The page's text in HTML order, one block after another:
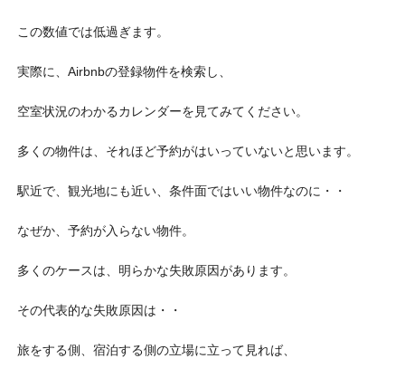
この数値では低過ぎます。
実際に、Airbnbの登録物件を検索し、
空室状況のわかるカレンダーを見てみてください。
多くの物件は、それほど予約がはいっていないと思います。
駅近で、観光地にも近い、条件面ではいい物件なのに・・
なぜか、予約が入らない物件。
多くのケースは、明らかな失敗原因があります。
その代表的な失敗原因は・・
旅をする側、宿泊する側の立場に立って見れば、